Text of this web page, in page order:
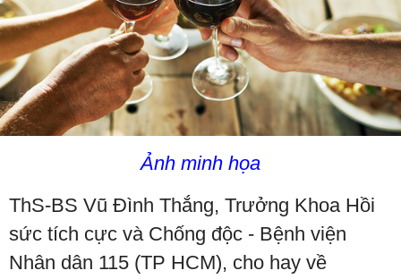
Ảnh minh họa
ThS-BS Vũ Đình Thắng, Trưởng Khoa Hồi
sức tích cực và Chống độc - Bệnh viện
Nhân dân 115 (TP HCM), cho hay về